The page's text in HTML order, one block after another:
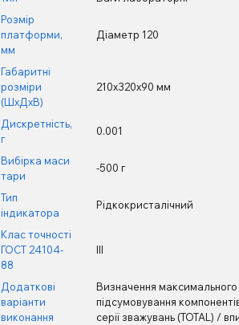
Розмір
платформи,
мм
Діаметр 120
Габаритні
розміри
(ШхДхВ)
210х320х90 мм
Дискретність,
г
0.001
Вибірка маси
тари
-500 г
Тип
індикатора
Рідкокристалічний
Клас точності
ГОСТ 24104-
88
III
Додаткові
варіанти
виконання
Визначення
підсумовування
серії зважувань (ТОТАL) /